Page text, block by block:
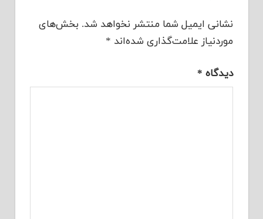
نشانی ایمیل شما منتشر نخواهد شد. بخش‌های
موردنیاز علامت‌گذاری شده‌اند *
دیدگاه *